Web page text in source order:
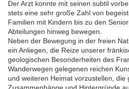
Der Arzt konnte mit seinen subtil
stets eine sehr große Zahl von
Familien mit Kindern bis zu den
Abteilungen hinweg bewegen.
Neben der Bewegung in der freien
ein Anliegen, die Reize unserer
geologischen Besonderheiten des
Wanderwegen gelegenen reichen
und weiteren Heimat vorzustellen, die